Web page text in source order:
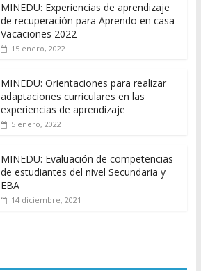
MINEDU: Experiencias de aprendizaje
de recuperación para Aprendo en casa
Vacaciones 2022
15 enero, 2022
MINEDU: Orientaciones para realizar
adaptaciones curriculares en las
experiencias de aprendizaje
5 enero, 2022
MINEDU: Evaluación de competencias
de estudiantes del nivel Secundaria y
EBA
14 diciembre, 2021